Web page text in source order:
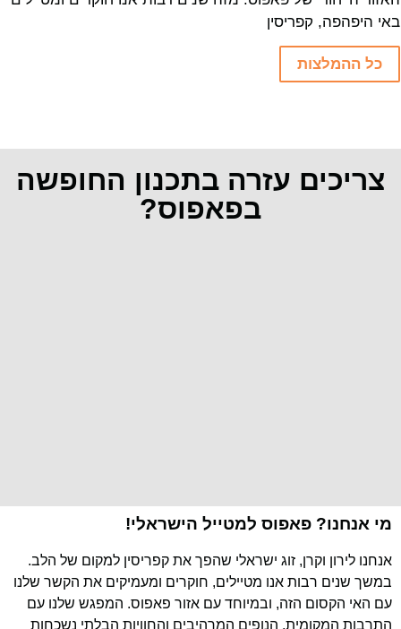
באי היפהפה, קפריסין
כל ההמלצות
צריכים עזרה בתכנון החופשה
בפאפוס?
מי אנחנו? פאפוס למטייל הישראלי!
אנחנו לירון וקרן, זוג ישראלי שהפך את קפריסין למקום של הלב.
במשך שנים רבות אנו מטיילים, חוקרים ומעמיקים את הקשר שלנו
עם האי הקסום הזה, ובמיוחד עם אזור פאפוס. המפגש שלנו עם
התרבות המקומית, הנופים המרהיבים והחוויות הבלתי נשכחות